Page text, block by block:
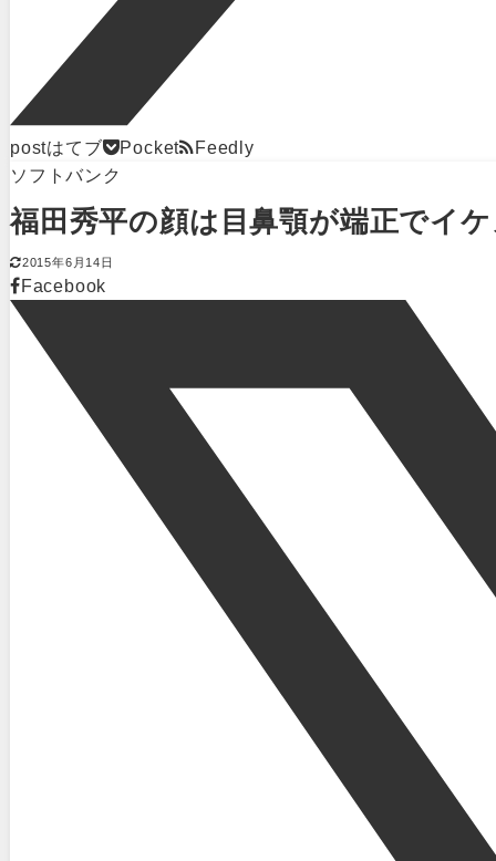
postはてブ Pocket
Feedly
ソフトバンク
福田秀平の顔は目鼻顎が端正でイ
2015年6月14日
Facebook